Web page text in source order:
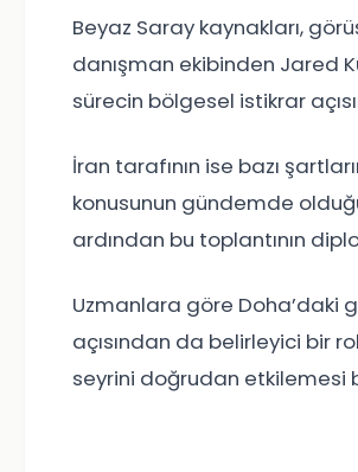
Beyaz Saray kaynakları,
danışman ekibinden Jared
sürecin bölgesel istikrar
İran tarafının ise bazı
konusunun gündemde
ardından bu toplantının
Uzmanlara göre Doha’daki
açısından da belirleyici bir
seyrini doğrudan etkilemesi